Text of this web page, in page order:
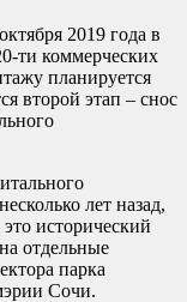
2019 года в
ти коммерческих
планируется
второй этап – снос
лет назад,
исторический
отдельные
парка
Сочи.